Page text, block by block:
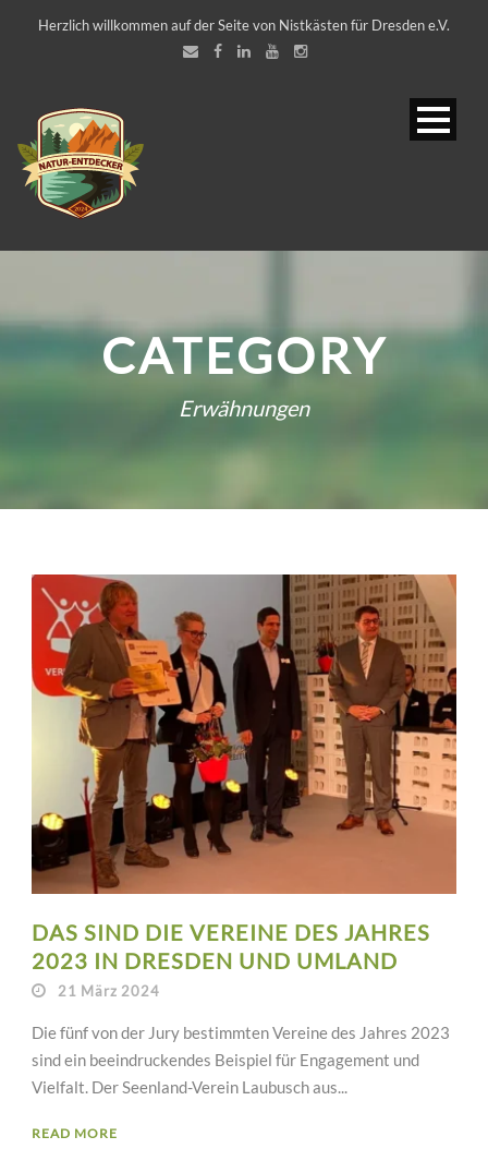
Herzlich willkommen auf der Seite von Nistkästen für Dresden e.V.
CATEGORY
Erwähnungen
DAS SIND DIE VEREINE DES JAHRES
2023 IN DRESDEN UND UMLAND
21 März 2024
Die fünf von der Jury bestimmten Vereine des Jahres 2023
sind ein beeindruckendes Beispiel für Engagement und
Vielfalt. Der Seenland-Verein Laubusch aus...
READ MORE